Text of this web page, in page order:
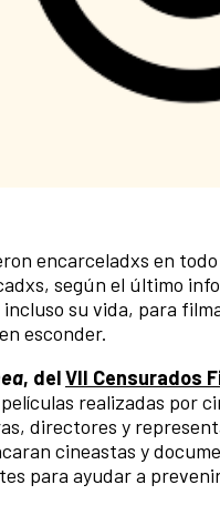
encarceladxs en
según el último
su vida, para
esconder.
, delVII Censurados
realizadas por
directores y
cineastas y
para ayudar a